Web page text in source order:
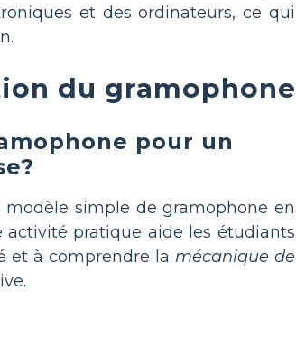
et des ordinateurs, ce qui
du gramophone
pour un
simple de gramophone en
pratique aide les étudiants
et à comprendre la mécanique de